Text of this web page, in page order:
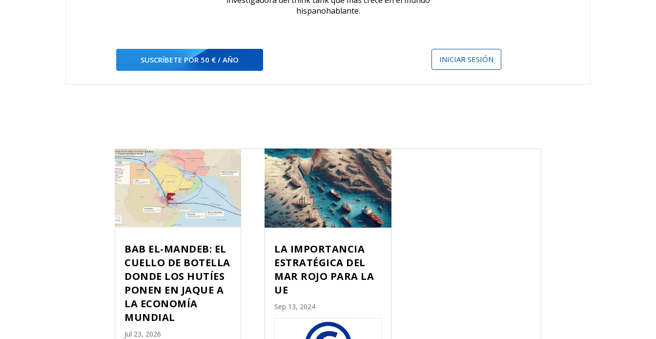
hispanohablante.
SUSCRÍBETE POR 50 € / AÑO INICIAR SESIÓN
BAB EL-MANDEB: EL
CUELLO DE BOTELLA
DONDE LOS HUTÍES
PONEN EN JAQUE A
LA ECONOMÍA
MUNDIAL
Jul 23, 2026
LA IMPORTANCIA
ESTRATÉGICA DEL
MAR ROJO PARA LA
UE
Sep 13, 2024